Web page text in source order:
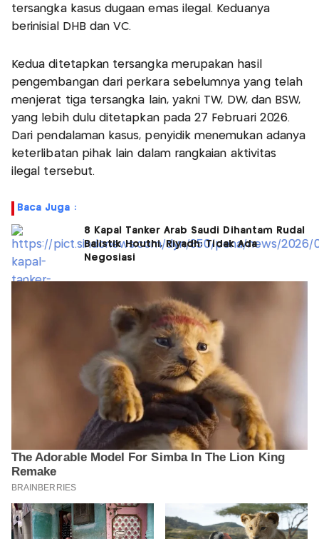
tersangka kasus dugaan emas ilegal. Keduanya
berinisial DHB dan VC.
Kedua ditetapkan tersangka merupakan hasil
pengembangan dari perkara sebelumnya yang telah
menjerat tiga tersangka lain, yakni TW, DW, dan BSW,
yang lebih dulu ditetapkan pada 27 Februari 2026.
Dari pendalaman kasus, penyidik menemukan adanya
keterlibatan pihak lain dalam rangkaian aktivitas
ilegal tersebut.
Baca Juga :
8 Kapal Tanker Arab Saudi Dihantam Rudal
Balistik Houthi, Riyadh: Tidak Ada
Negosiasi